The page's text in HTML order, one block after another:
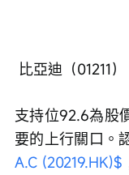
比亞迪（01211）
支持位92.6為股
要的上行關口。
A.C (20219.HK)$